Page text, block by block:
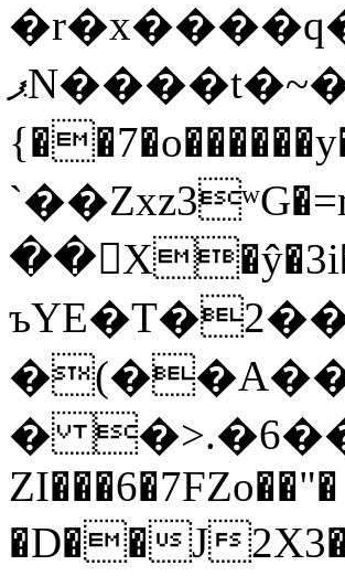
ޕN����t�~�>�G�{�Wރ�sl̞�@x_:�ˏ��՛��zU;wk�F�m�q}
�
ZI���6�7FZo��"�
�D��J2X3�ߑ�3o�|aak�q�@����]�K���w���r;�